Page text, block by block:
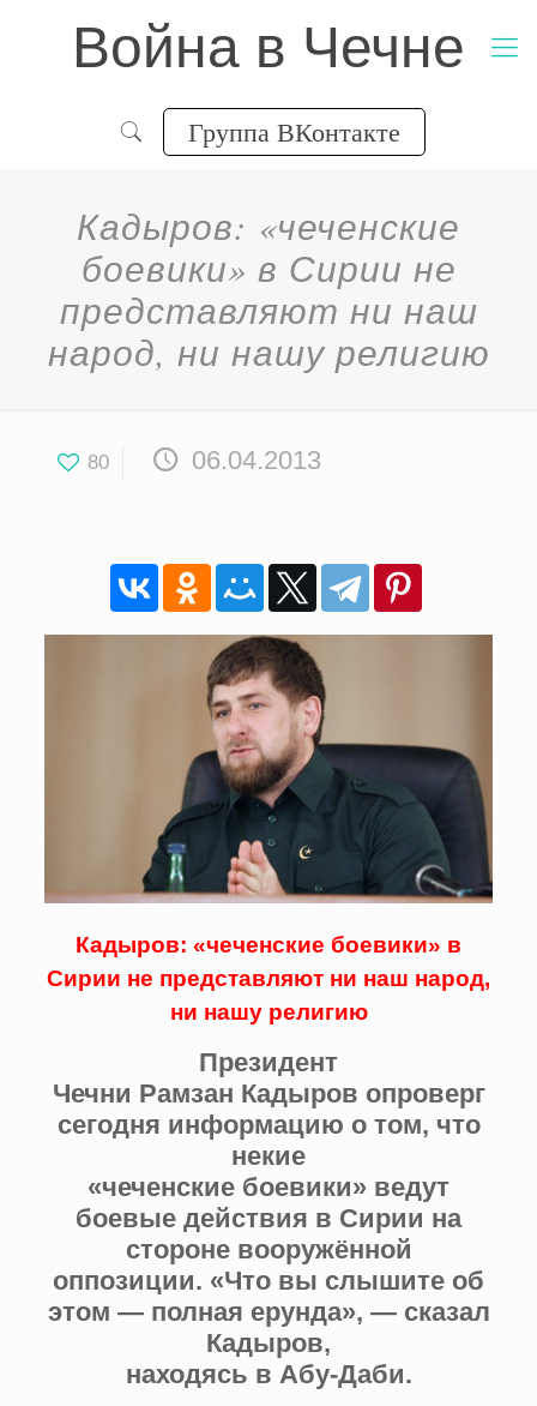
Война в Чечне
Группа ВКонтакте
Кадыров: «чеченские
боевики» в Сирии не
представляют ни наш
народ, ни нашу религию
80 06.04.2013
Кадыров: «чеченские боевики» в
Сирии не представляют ни наш народ,
ни нашу религию
Президент
Чечни Рамзан Кадыров опроверг
сегодня информацию о том, что
некие
«чеченские боевики» ведут
боевые действия в Сирии на
стороне вооружённой
оппозиции. «Что вы слышите об
этом — полная ерунда», — сказал
Кадыров,
находясь в Абу-Даби.